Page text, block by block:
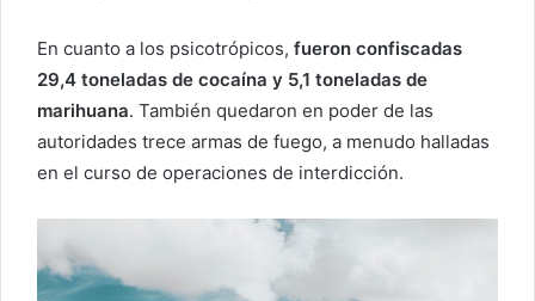
En cuanto a los psicotrópicos, fueron confiscadas
29,4 toneladas de cocaína y 5,1 toneladas de
marihuana. También quedaron en poder de las
autoridades trece armas de fuego, a menudo halladas
en el curso de operaciones de interdicción.